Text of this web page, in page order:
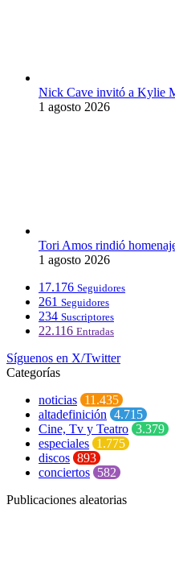
Nick Cave invitó a Kylie
1 agosto 2026
Tori Amos rindió
1 agosto 2026
17.176 Seguidores
261 Seguidores
234 Suscriptores
22.116 Entradas
Síguenos en X/Twitter
Categorías
noticias 11.435
altadefinición 4.715
Cine, Tv y Teatro 3.379
especiales 1.775
discos 893
conciertos 582
Publicaciones aleatorias